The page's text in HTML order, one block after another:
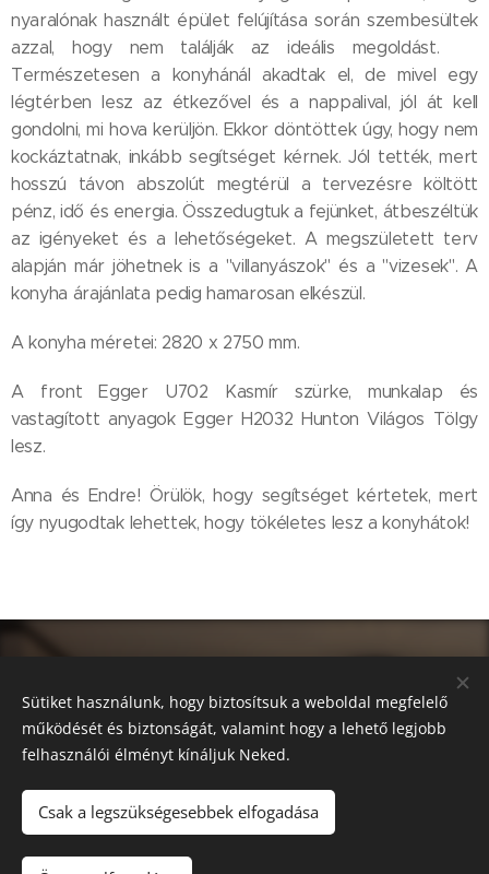
nyaralónak használt épület felújítása során szembesültek
azzal, hogy nem találják az ideális megoldást. 😊
Természetesen a konyhánál akadtak el, de mivel egy
légtérben lesz az étkezővel és a nappalival, jól át kell
gondolni, mi hova kerüljön. Ekkor döntöttek úgy, hogy nem
kockáztatnak, inkább segítséget kérnek. Jól tették, mert
hosszú távon abszolút megtérül a tervezésre költött
pénz, idő és energia. Összedugtuk a fejünket, átbeszéltük
az igényeket és a lehetőségeket. A megszületett terv
alapján már jöhetnek is a "villanyászok" és a "vizesek". A
konyha árajánlata pedig hamarosan elkészül.
A konyha méretei: 2820 x 2750 mm.
A front Egger U702 Kasmír szürke, munkalap és
vastagított anyagok Egger H2032 Hunton Világos Tölgy
lesz.
Anna és Endre! Örülök, hogy segítséget kértetek, mert
így nyugodtak lehettek, hogy tökéletes lesz a konyhátok!
Sütiket használunk, hogy biztosítsuk a weboldal megfelelő
működését és biztonságát, valamint hogy a lehető legjobb
felhasználói élményt kínáljuk Neked.
Csak a legszükségesebbek elfogadása